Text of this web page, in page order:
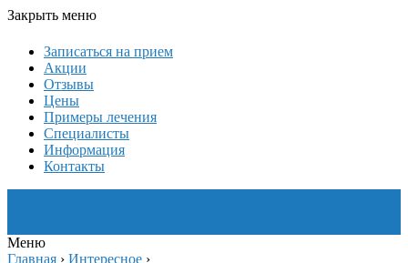
Закрыть меню
Записаться на прием
Акции
Отзывы
Цены
Примеры лечения
Специалисты
Информация
Контакты
Меню
Главная › Интересное ›